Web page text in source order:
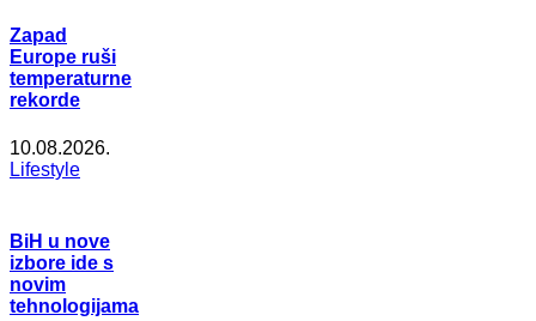
Zapad
Europe ruši
temperaturne
rekorde
10.08.2026.
Lifestyle
BiH u nove
izbore ide s
novim
tehnologijama